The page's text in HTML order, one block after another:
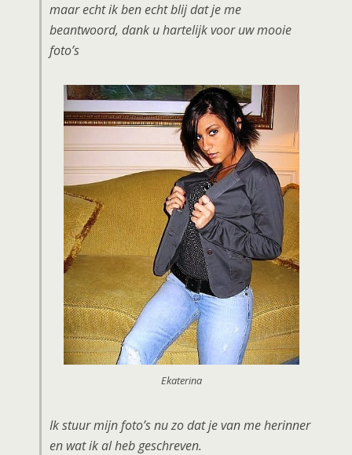
maar echt ik ben echt blij dat je me
beantwoord, dank u hartelijk voor uw mooie
foto’s
Ekaterina
Ik stuur mijn foto’s nu zo dat je van me herinner
en wat ik al heb geschreven.